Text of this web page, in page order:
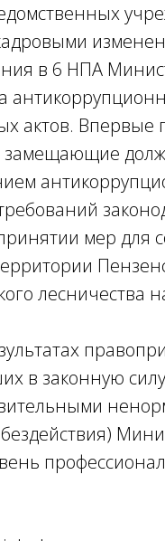
в 6 НПА
актов. Впервые
замещающие
мер для
лесничества
в законную